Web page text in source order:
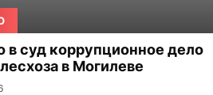
в суд коррупционное дело
в Могилеве